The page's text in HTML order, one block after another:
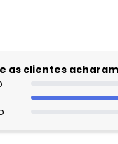
as clientes